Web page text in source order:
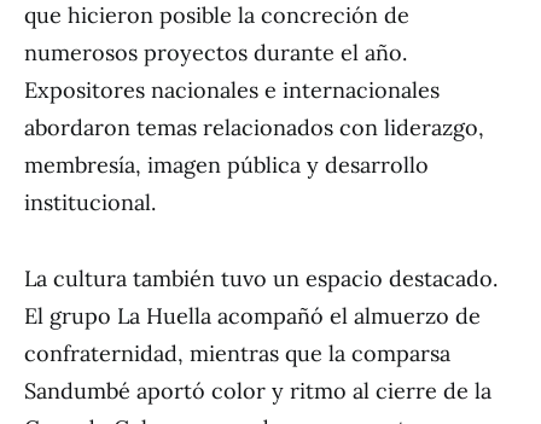
que hicieron posible la concreción de
numerosos proyectos durante el año.
Expositores nacionales e internacionales
abordaron temas relacionados con liderazgo,
membresía, imagen pública y desarrollo
institucional.
La cultura también tuvo un espacio destacado.
El grupo La Huella acompañó el almuerzo de
confraternidad, mientras que la comparsa
Sandumbé aportó color y ritmo al cierre de la